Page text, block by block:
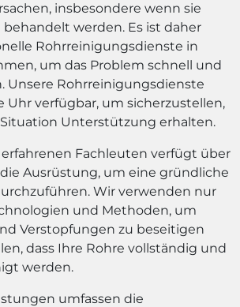
insbesondere wenn sie
werden. Es ist daher
Rohrreinigungsdienste in
um das Problem schnell und
Unsere Rohrreinigungsdienste
Uhr verfügbar, um sicherzustellen,
Situation Unterstützung erhalten.
erfahrenen Fachleuten verfügt über
Ausrüstung, um eine gründliche
Wir verwenden nur
und Methoden, um
Verstopfungen zu beseitigen
dass Ihre Rohre vollständig und
werden.
umfassen die